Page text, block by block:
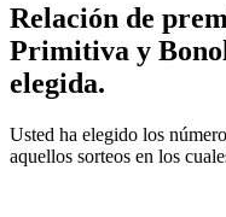
Relación de
Primitiva y
elegida.
Usted ha elegido los
aquellos sorteos en los